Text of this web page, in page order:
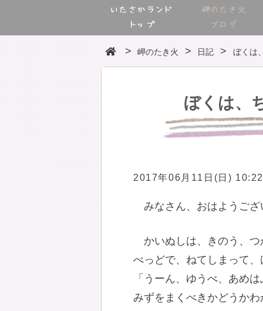
いたさかランド
トップ
岬のたき火
ブログ
岬のたき火 日記 ぼくは
ぼくは、
2017年06月11日(日)
みなさん、おはようござ
かいぬしは、きのう、
べっどで、ねてしまって
「うーん、ゆうべ、あめ
みずをまくべきかどうか